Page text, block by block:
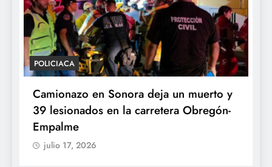
POLICIACA
Camionazo en Sonora deja un muerto y
39 lesionados en la carretera Obregón-
Empalme
julio 17, 2026